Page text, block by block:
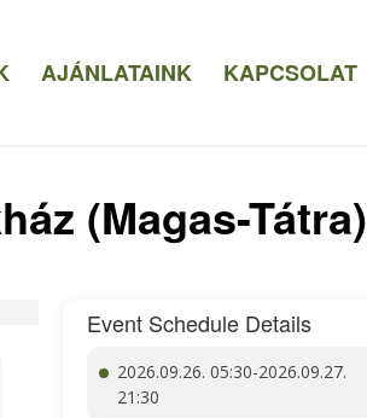
AJÁNLATAINK KAPCSOLAT
(Magas-
Event Schedule Details
2026.09.26. 05:30-2026.09.27.
21:30